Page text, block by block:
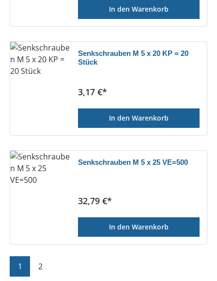
In den Warenkorb
Senkschrauben M 5 x 20 KP = 20
Stück
Regulärer Preis:
3,17 €*
In den Warenkorb
Senkschrauben M 5 x 25 VE=500
Regulärer Preis:
32,79 €*
In den Warenkorb
Seite
1 Seite
2